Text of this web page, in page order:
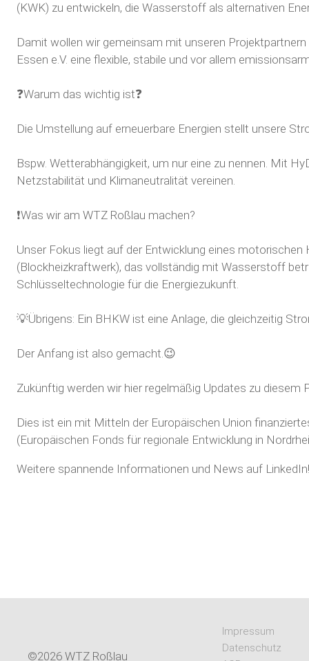
(KWK) zu entwickeln, die Wasserstoff als alternativen
Damit wollen wir gemeinsam mit unseren Projektpartnern
Essen e.V. eine flexible, stabile und vor allem
❓Warum das wichtig ist❓
Die Umstellung auf erneuerbare Energien stellt unsere
Bspw. Wetterabhängigkeit, um nur eine zu nennen. Mit
Netzstabilität und Klimaneutralität vereinen.
❗Was wir am WTZ Roßlau machen?
Unser Fokus liegt auf der Entwicklung eines motorischen
(Blockheizkraftwerk), das vollständig mit Wasserstoff
Schlüsseltechnologie für die Energiezukunft.
💡Übrigens: Ein BHKW ist eine Anlage, die gleichzeitig
Der Anfang ist also gemacht.😉
Zukünftig werden wir hier regelmäßig Updates zu diesem
Dies ist ein mit Mitteln der Europäischen Union
(Europäischen Fonds für regionale Entwicklung in
Weitere spannende Informationen und News auf LinkedIn!
©2026 WTZ Roßlau
Impressum
Datenschutz